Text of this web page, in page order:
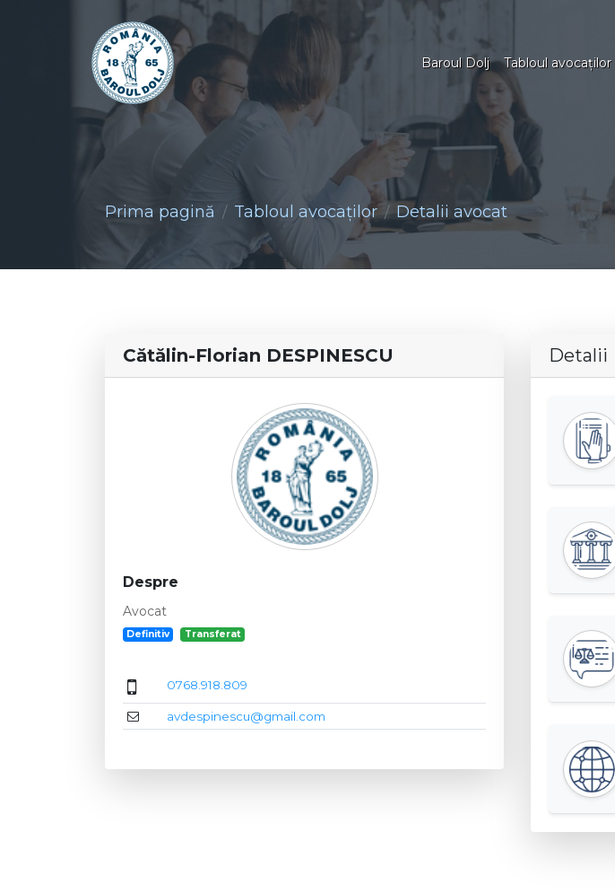
Baroul Dolj Tabloul avocaţilor
Prima pagină Tabloul avocaţilor Detalii avocat
Cătălin-Florian DESPINESCU
Despre
Avocat
Definitiv Transferat
0768.918.809
avdespinescu@gmail.com
Detalii